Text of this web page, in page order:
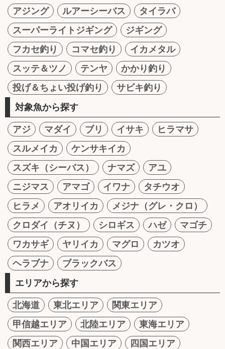
アジング
ルアーシーバス
タイラバ
スーパーライトジギング
ジギング
フカセ釣り
コマセ釣り
イカメタル
スッテ＆ツノ
テンヤ
かかり釣り
投げ＆ちょい投げ釣り
サビキ釣り
対象魚から探す
アジ マダイ ブリ イサキ
ヒラマサ
スルメイカ
ケンサキイカ
スズキ（シーバス）
ナマズ
アユ
ニジマス
アマゴ イワナ
タチウオ
ヒラメ
アオリイカ
メジナ（グレ・クロ）
クロダイ（チヌ）
シロギス ハゼ
マゴチ
ワカサギ
ヤリイカ マグロ
カツオ
ヘラブナ
ブラックバス
エリアから探す
北海道 東北エリア
関東エリア
甲信越エリア
北陸エリア
東海エリア
関西エリア
中国エリア
四国エリア